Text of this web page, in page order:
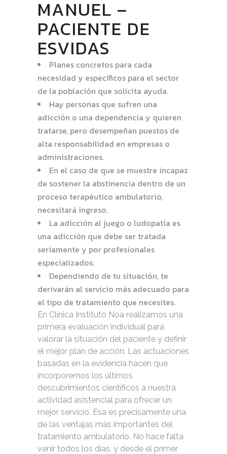
MANUEL –
PACIENTE DE
ESVIDAS
Planes concretos para cada
necesidad y específicos para el sector
de la población que solicita ayuda.
Hay personas que sufren una
adicción o una dependencia y quieren
tratarse, pero desempeñan puestos de
alta responsabilidad en empresas o
administraciones.
En el caso de que se muestre incapaz
de sostener la abstinencia dentro de un
proceso terapéutico ambulatorio,
necesitará ingreso.
La adicción al juego o ludopatía es
una adicción que debe ser tratada
seriamente y por profesionales
especializados.
Dependiendo de tu situación, te
derivarán al servicio más adecuado para
el tipo de tratamiento que necesites.
En Clínica Instituto Noa realizamos una
primera evaluación individual para
valorar la situación del paciente y definir
el mejor plan de acción. Las actuaciones
basadas en la evidencia hacen que
incorporemos los últimos
descubrimientos científicos a nuestra
actividad asistencial para ofrecer un
mejor servicio. Esa es precisamente una
de las ventajas más importantes del
tratamiento ambulatorio. No hace falta
venir todos los días, y desde el primer